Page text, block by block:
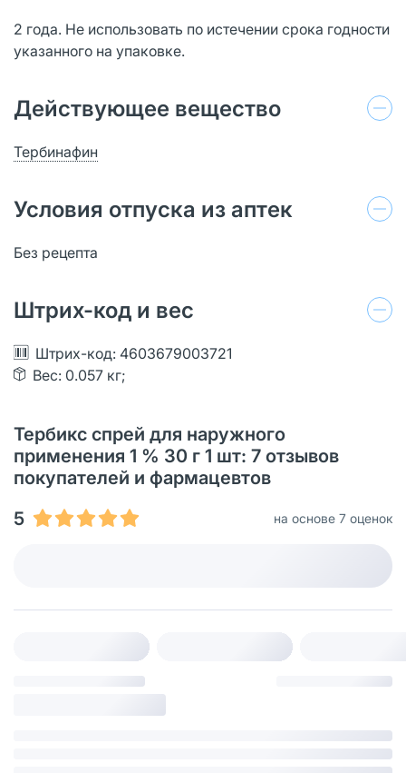
2 года. Не использовать по истечении срока годности
указанного на упаковке.
Действующее вещество
Тербинафин
Условия отпуска из аптек
Без рецепта
Штрих-код и вес
Штрих-код: 4603679003721
Вес: 0.057 кг;
Тербикс спрей для наружного
применения 1 % 30 г 1 шт: 7 отзывов
покупателей и фармацевтов
5
на основе 7 оценок